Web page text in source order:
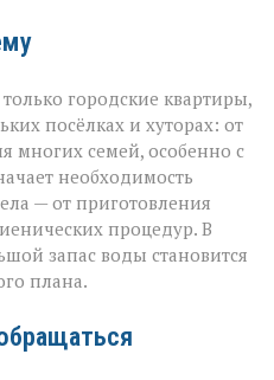
городские квартиры,
посёлках и хуторах: от
многих семей, особенно с
необходимость
— от приготовления
процедур. В
запас воды становится
плана.